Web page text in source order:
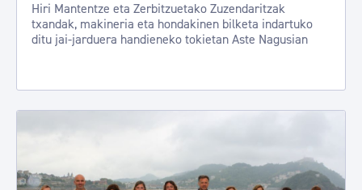
Hiri Mantentze eta Zerbitzuetako Zuzendaritzak
txandak, makineria eta hondakinen bilketa indartuko
ditu jai-jarduera handieneko tokietan Aste Nagusian